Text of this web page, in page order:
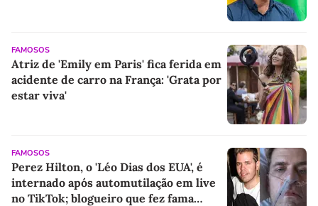
FAMOSOS
Atriz de 'Emily em Paris' fica ferida em
acidente de carro na França: 'Grata por
estar viva'
FAMOSOS
Perez Hilton, o 'Léo Dias dos EUA', é
internado após automutilação em live
no TikTok; blogueiro que fez fama